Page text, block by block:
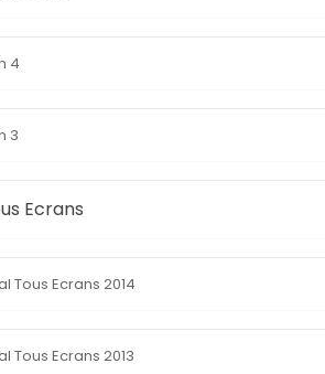
4
3
Ecrans
Tous Ecrans 2014
Tous Ecrans 2013